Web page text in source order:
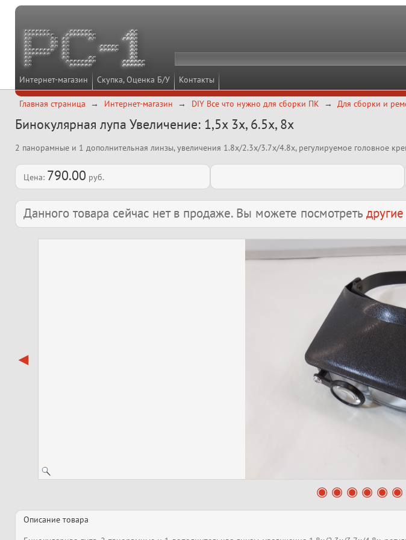
Интернет-магазин Скупка, Оценка Б/У Контакты
Главная страница Интернет-магазин DIY Все что нужно для сборки ПК Для сборки и
Бинокулярная лупа Увеличение: 1,5x 3x, 6.5x, 8x
2 панорамные и 1 дополнительная линзы, увеличения 1.8x/2.3x/3.7x/4.8x, регулируемое головное
Цена: 790.00 руб.
Данного товара сейчас нет в продаже. Вы можете посмотреть
Описание товара